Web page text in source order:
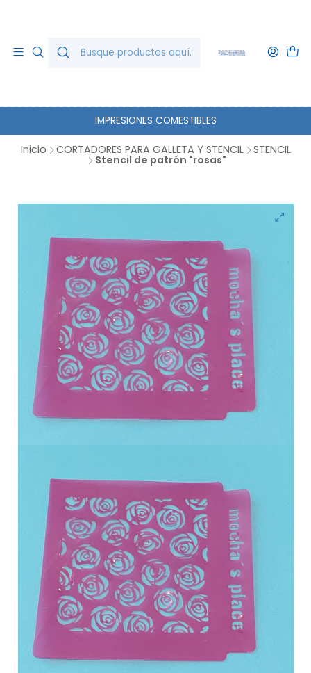
IMPRESIONES COMESTIBLES
Inicio CORTADORES PARA GALLETA Y STENCIL STENCIL
Stencil de patrón "rosas"